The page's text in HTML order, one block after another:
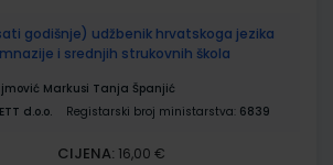
godišnje) udžbenik hrvatskoga jezika
i srednjih strukovnih škola
Markusi Tanja Španjić
d.o.o. Registarski broj ministarstva: 6839
CIJENA: 16,00 €